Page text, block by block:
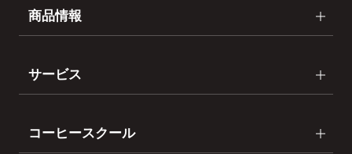
商品情報
サービス
コーヒースクール